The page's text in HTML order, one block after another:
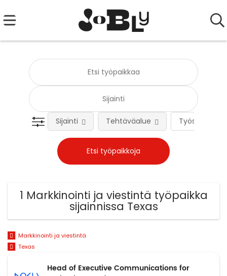
Työsuhteen
Sijainti Tehtäväalue
1 Markkinointi ja viestintä työpaikka
sijainnissa Texas
Markkinointi ja viestintä
Texas
Head of Executive Communications for